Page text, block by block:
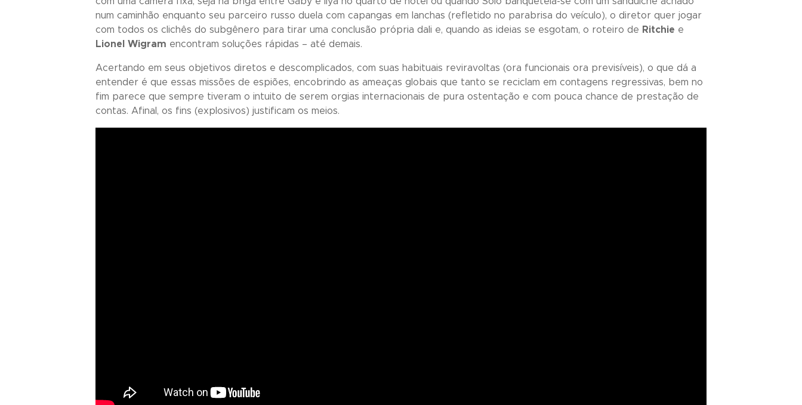
num caminhão enquanto seu parceiro russo duela com capangas em lanchas (refletido no parabrisa do veículo), o diretor quer jogar
com todos os clichês do subgênero para tirar uma conclusão própria dali e, quando as ideias se esgotam, o roteiro de Ritchie e
Lionel
Wigram encontram soluções rápidas – até demais.
Acertando em seus objetivos diretos e descomplicados, com suas habituais reviravoltas (ora funcionais ora previsíveis), o que dá a
entender é que essas missões de espiões, encobrindo as ameaças globais que tanto se reciclam em contagens regressivas, bem no
fim parece que sempre tiveram o intuito de serem orgias internacionais de pura ostentação e com pouca chance de prestação de
contas. Afinal, os fins (explosivos) justificam os meios.